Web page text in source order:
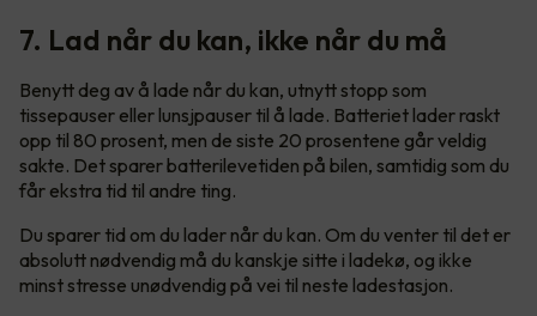
7. Lad når du kan, ikke når du må
Benytt deg av å lade når du kan, utnytt stopp som
tissepauser eller lunsjpauser til å lade. Batteriet lader raskt
opp til 80 prosent, men de siste 20 prosentene går veldig
sakte. Det sparer batterilevetiden på bilen, samtidig som du
får ekstra tid til andre ting.
Du sparer tid om du lader når du kan. Om du venter til det er
absolutt nødvendig må du kanskje sitte i ladekø, og ikke
minst stresse unødvendig på vei til neste ladestasjon.